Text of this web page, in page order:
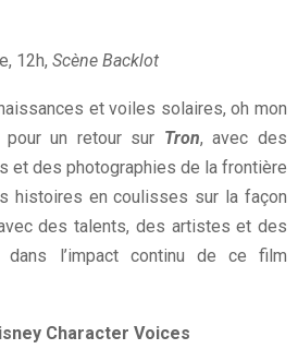
12h, Scène Backlot
et voiles solaires, oh mon
un retour sur Tron, avec des
et des photographies de la frontière
histoires en coulisses sur la façon
des talents, des artistes et des
l’impact continu de ce film
Character Voices